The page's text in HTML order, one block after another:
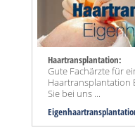
Haartransplantation:
Gute Fachärzte für
Haartransplantation
Sie bei uns ...